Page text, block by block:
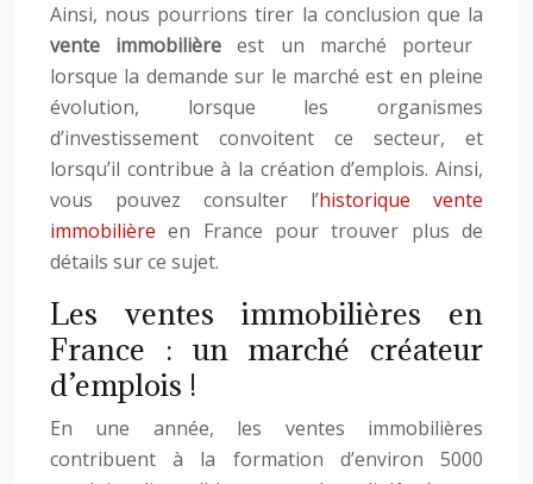
Ainsi, nous pourrions tirer la conclusion que la
vente immobilière est un marché porteur
lorsque la demande sur le marché est en pleine
évolution, lorsque les organismes
d’investissement convoitent ce secteur, et
lorsqu’il contribue à la création d’emplois. Ainsi,
vous pouvez consulter l’historique vente
immobilière en France pour trouver plus de
détails sur ce sujet.
Les ventes immobilières en
France : un marché créateur
d’emplois !
En une année, les ventes immobilières
contribuent à la formation d’environ 5000